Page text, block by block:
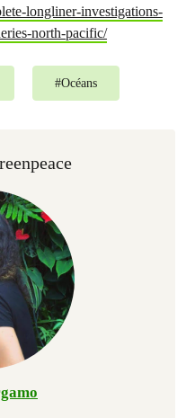
longliner-investigations-
north-pacific/
#Océans